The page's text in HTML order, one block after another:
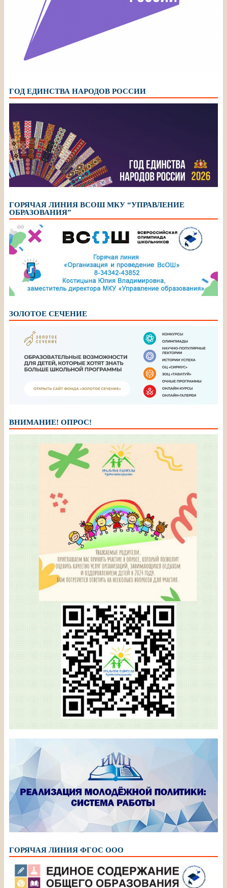
ГОД ЕДИНСТВА НАРОДОВ РОССИИ
ГОРЯЧАЯ ЛИНИЯ ВСОШ МКУ “УПРАВЛЕНИЕ
ОБРАЗОВАНИЯ”
ЗОЛОТОЕ СЕЧЕНИЕ
ВНИМАНИЕ! ОПРОС!
ГОРЯЧАЯ ЛИНИЯ ФГОС ООО